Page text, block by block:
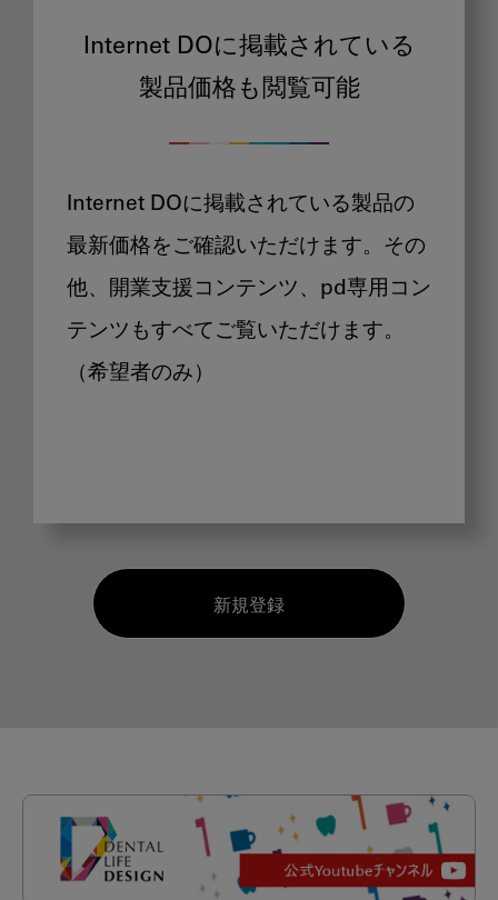
Internet DOに掲載されている
製品価格も閲覧可能
Internet DOに掲載されている製品の
最新価格をご確認いただけます。その
他、開業支援コンテンツ、pd専用コン
テンツもすべてご覧いただけます。
（希望者のみ）
新規登録